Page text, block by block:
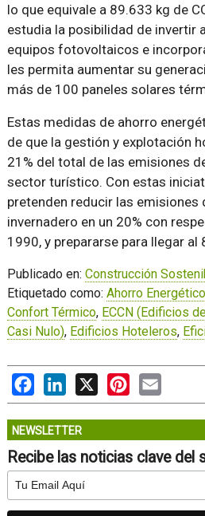
lo que equivale a 89.633 kg de
estudia la posibilidad de invertir
equipos fotovoltaicos e
les permita aumentar su
más de 100 paneles solares
Estas medidas de ahorro
de que la gestión y explotación
21% del total de las emisiones
sector turístico. Con estas
pretenden reducir las emisiones
invernadero en un 20% con
1990, y prepararse para llegar al
Publicado en: Construcción
Etiquetado como: Ahorro Energético
Confort Térmico, ECCN (Edificios
Casi Nulo), Edificios Hoteleros,
FacebookLinkedIn
X PinterestEmail
NEWSLETTER
Recibe las noticias clave del